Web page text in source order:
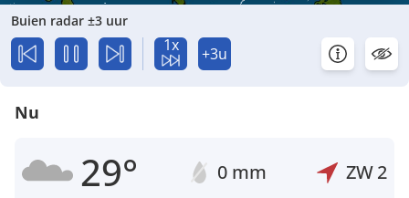
Buien radar ±3 uur
1x +3u
Nu
29° 0 mm ZW2